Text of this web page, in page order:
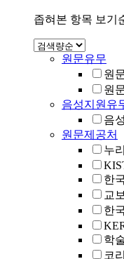
좁혀본 항목 보기
원문유무
원
원
음성지원유
음
원문제공처
누
한
교
한
학
코